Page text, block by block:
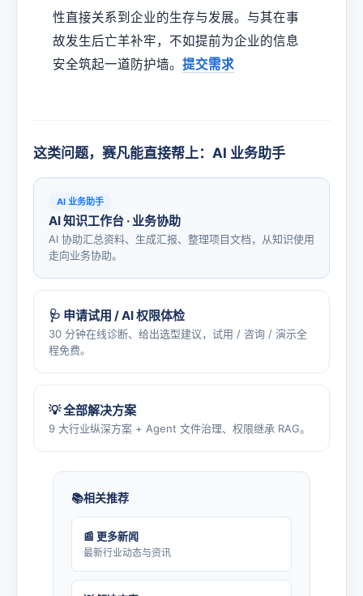
性直接关系到企业的生存与发展。与其在事
故发生后亡羊补牢，不如提前为企业的信息
安全筑起一道防护墙。 提交需求
这类问题，赛凡能直接帮上：AI 业务助手
AI 业务助手
AI 知识工作台 · 业务协助
AI 协助汇总资料、生成汇报、整理项目文档，从知识使用
走向业务协助。
🩺 申请试用 / AI 权限体检
30 分钟在线诊断、给出选型建议，试用 / 咨询 / 演示全
程免费。
💡 全部解决方案
9 大行业纵深方案 + Agent 文件治理、权限继承 RAG。
相关推荐
📰 更多新闻
最新行业动态与资讯